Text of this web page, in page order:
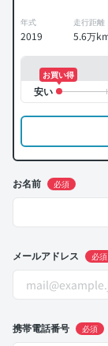
年式
2019
走行距離
5.6万
お買い得
お名前 必須
メールアドレス 必須
携帯電話番号 必須